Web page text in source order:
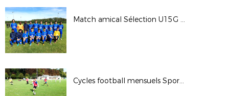
Match amical Sélection U15G - S.O. Romorantin U16 (R1) - 4 octobre 2017
Cycles football mensuels Sport Adapté - 3 octobre 2017